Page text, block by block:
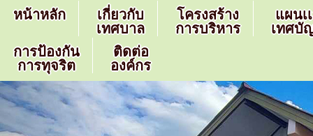
หน้าหลัก
เกี่ยวกับ
เทศบาล
โครงสร้าง
การบริหาร
แผนเ
เทศบั
การป้องกัน
การทุจริต
ติดต่อ
องค์กร